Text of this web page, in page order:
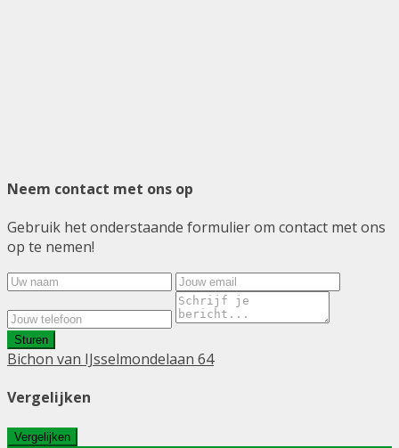
Neem contact met ons op
Gebruik het onderstaande formulier om contact met ons
op te nemen!
Sturen
Bichon van IJsselmondelaan 64
Vergelijken
Vergelijken